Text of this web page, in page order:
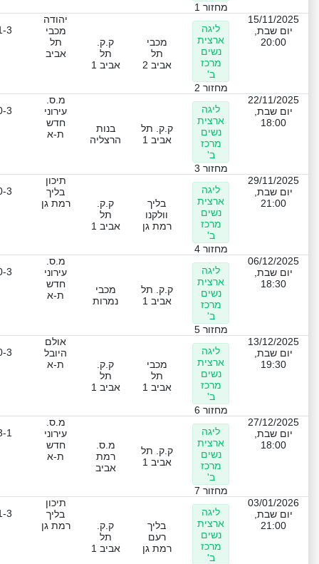
מחזור 1
15/11/2025
יום שבת,
20:00
ליגה
ארצית
נשים
מרכז
ב'
מחזור 2
מכבי
תל
אביב 2
ק.ק.
תל
אביב 1
יהודה
מכבי
תל
אביב
3
22/11/2025
יום שבת,
18:00
ליגה
ארצית
נשים
מרכז
ב'
מחזור 3
ק.ק. תל
אביב 1
בנות
הרצליה
מ.ס.
עירוני
חדש
ת-א
3
29/11/2025
יום שבת,
21:00
ליגה
ארצית
נשים
מרכז
ב'
מחזור 4
בליך
וולקנו
רמת גן
ק.ק.
תל
אביב 1
תיכון
בליך
רמת גן
3
06/12/2025
יום שבת,
18:30
ליגה
ארצית
נשים
מרכז
ב'
מחזור 5
ק.ק. תל
אביב 1
מכבי
נמרות
מ.ס.
עירוני
חדש
ת-א
3
13/12/2025
יום שבת,
19:30
ליגה
ארצית
נשים
מרכז
ב'
מחזור 6
מכבי
תל
אביב 1
ק.ק.
תל
אביב 1
אולם
היובל
ת-א
3
27/12/2025
יום שבת,
18:00
ליגה
ארצית
נשים
מרכז
ב'
מחזור 7
ק.ק. תל
אביב 1
מ.ס.
רמת
אביב
מ.ס.
עירוני
חדש
ת-א
1
03/01/2026
יום שבת,
21:00
ליגה
ארצית
נשים
מרכז
ב'
בליך
רעם
רמת גן
ק.ק.
תל
אביב 1
תיכון
בליך
רמת גן
3